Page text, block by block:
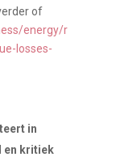
of
energy/r
losses-
in
en kritiek